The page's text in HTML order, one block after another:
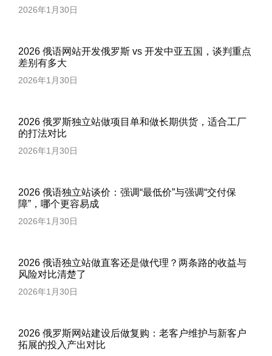
2026年1月30日
2026 俄语网站开发俄罗斯 vs 开发中亚五国，谈判重点
差别有多大
2026年1月30日
2026 俄罗斯独立站做项目单和做长期供货，适合工厂
的打法对比
2026年1月30日
2026 俄语独立站谈价：强调“最低价”与强调“交付保
障”，哪个更容易成
2026年1月30日
2026 俄语独立站做直客还是做代理？两条路的收益与
风险对比清楚了
2026年1月30日
2026 俄罗斯网站建设后做复购：老客户维护与新客户
拓展的投入产出对比